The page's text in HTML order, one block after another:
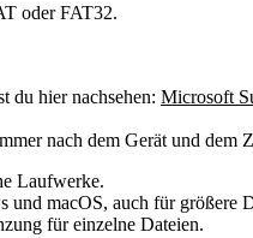
oder FAT32.
du hier nachsehen: Microsoft
nach dem Gerät und dem
Laufwerke.
und macOS, auch für größere
für einzelne Dateien.